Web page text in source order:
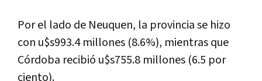
Por el lado de Neuquen, la provincia se hizo
con u$s993.4 millones (8.6%), mientras que
Córdoba recibió u$s755.8 millones (6.5 por
ciento).